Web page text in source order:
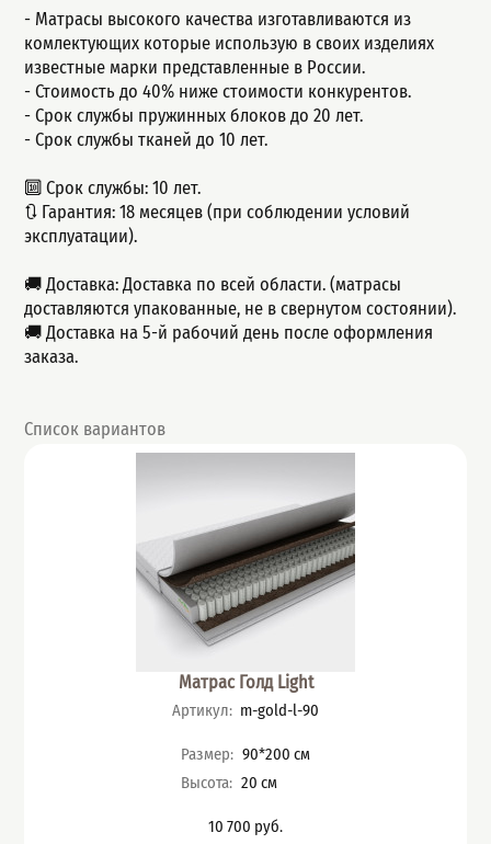
- Матрасы высокого качества изготавливаются из
комлектующих которые использую в своих изделиях
известные марки представленные в России.
- Стоимость до 40% ниже стоимости конкурентов.
- Срок службы пружинных блоков до 20 лет.
- Срок службы тканей до 10 лет.
🔟 Срок службы: 10 лет.
🔃 Гарантия: 18 месяцев (при соблюдении условий
эксплуатации).
🚚 Доставка: Доставка по всей области. (матрасы
доставляются упакованные, не в свернутом состоянии).
🚚 Доставка на 5-й рабочий день после оформления
заказа.
Список вариантов
Матрас Голд Light
Артикул: m-gold-l-90
Характеристики
Размер: 90*200 см
Высота: 20 см
Цена
10 700 руб.